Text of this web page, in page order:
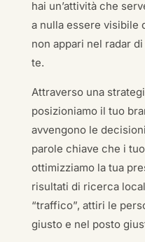
hai un’attività che
a nulla essere visibile
non appari nel radar
te.
Attraverso una
posizioniamo il tuo
avvengono le
parole chiave che i
ottimizziamo la tua
risultati di ricerca
“traffico”, attiri le
giusto e nel posto